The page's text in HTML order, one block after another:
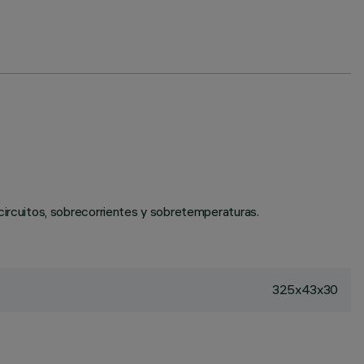
sobrecorrientes y sobretemperaturas.
325x43x30